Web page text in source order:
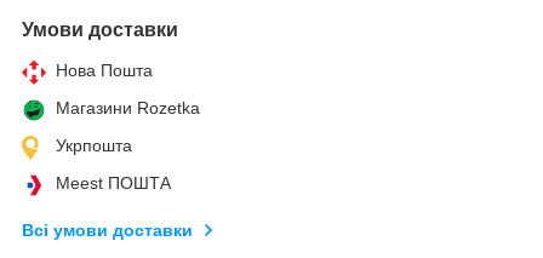
Умови доставки
Нова Пошта
Магазини Rozetka
Укрпошта
Meest ПОШТА
Всі умови доставки